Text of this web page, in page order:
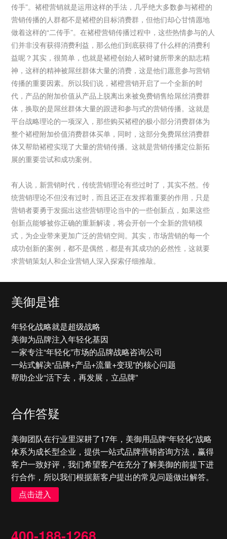
传手”。褚橙营销就是运用这样的手法，几乎绝大多数参与褚橙的
营销传播的人群都不是褚橙的目标消费群，但他们却心甘情愿地
做着这样的“二传手”。在褚橙营销传播过程中，这些热情参与的人
们并非没有获得消费利益，那么他们到底获得了什么样的消费利
益呢？其实，很简单，也就是褚橙创始人褚时健所带来的励志精
神，这样的精神被屌丝群体大量的消费，这是他们愿意参与营销
传播的重要因素。所以我们说，褚橙营销开启了一个全新的时
代，产品的附加价值从产品上脱离出来被免费销售给屌丝消费群
体，换取的是屌丝群体大量的跟进和参与式的营销传播。这就是
平台战略理论的一项深入，那些购买褚橙的极小部分消费群体为
整个褚橙附加价值消费群体买单，同时，这部分免费屌丝消费群
体又帮助褚橙实现了大量的营销传播。这就是营销传播定位新拓
展的重要尝试和成功案例。
有人说，新营销时代，传统营销理论有些过时了，其实不然。传
统营销理论不但没有过时，而且还正在发挥着重要的作用，只是
营销者要勇于发掘出这些营销理论当中的一些创新点，如果这些
创新点能够被你正确的重新解读，将会开创一个全新的营销模
式，为企业带来更加广泛的营销空间。其实，市场营销的每一个
成功创新的案例，都不是偶然，都是有其成功的必然性，这就要
求营销策划人和企业营销人深入探索仔细推敲。
美御是谁
年轻化战略就是超级战略
美御为品牌注入年轻化基因
一家专注“年轻化”市场的品牌战略咨询公司
一站式解决“品牌+产品+流量+变现”的核心问题
帮助企业“活下去，再发展，立品牌”
合作答疑
美御团队在行业里深耕了17年，美御用品牌“年轻化”战略
体系为成长型企业，提供一站式品牌营销咨询方法，赢得
客户一致好评，我们希望客户在充分了解美御的前提下进
行合作，所以我们根据新客户提出的常见问题做出解答。
点击进入